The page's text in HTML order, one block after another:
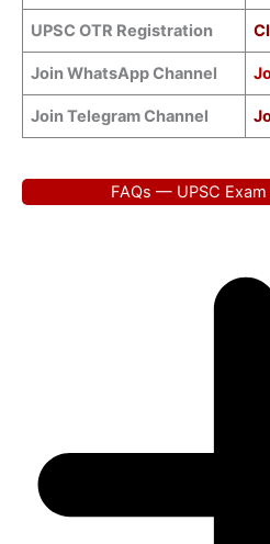
UPSC OTR Registration
Join WhatsApp Channel
Join Telegram Channel
FAQs — UPSC